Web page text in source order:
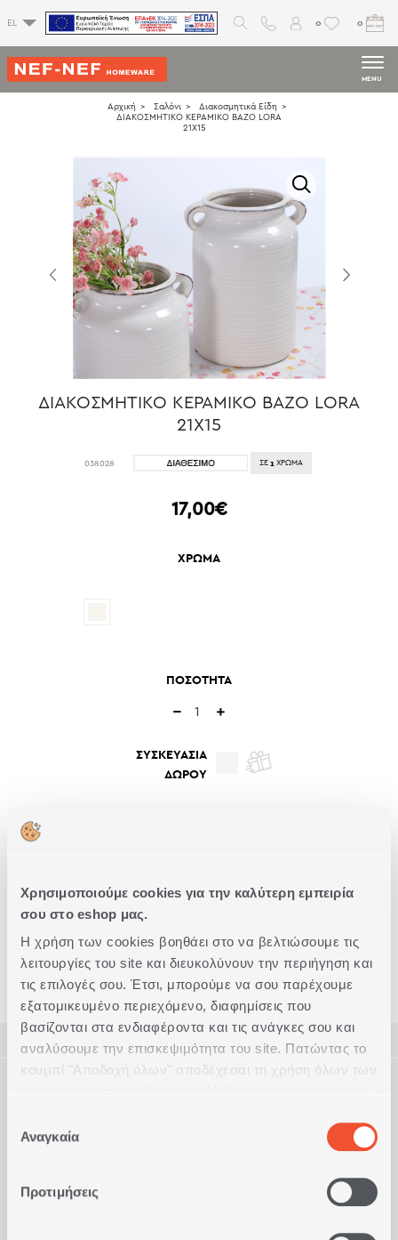
Χρησιμοποιούμε cookies για την καλύτερη εμπειρία
σου στο eshop μας.
Η χρήση των cookies βοηθάει στο να βελτιώσουμε τις
λειτουργίες του site και διευκολύνουν την περιήγηση και
τις επιλογές σου. Έτσι, μπορούμε να σου παρέχουμε
εξατομικευμένο περιεχόμενο, διαφημίσεις που
βασίζονται στα ενδιαφέροντα και τις ανάγκες σου και
αναλύσουμε την επισκεψιμότητα του site. Πατώντας το
κουμπί "Αποδοχή όλων" αποδέχεσαι τη χρήση όλων των
"Προσαρμογή".
συγκατάθεσης
Αναγκαία
Προτιμήσεις
EL 0 0
MENU
Αρχική Σαλόνι
Διακοσμητικά Είδη
ΔΙΑΚΟΣΜΗΤΙΚΟ ΚΕΡΑΜΙΚΟ BAZO LORA
21X15
ΔΙΑΚΟΣΜΗΤΙΚΟ ΚΕΡΑΜΙΚΟ BAZO LORA
21X15
038028 ΣΕ 1 ΧΡΩΜΑ
17,00€
ΧΡΩΜΑ
ΠΟΣΟΤΗΤΑ
ΣΥΣΚΕΥΑΣΙΑ
ΔΩΡΟΥ
Δωρεάν
Παραγγελίες
Διακοσμητικά Βάζα Deco Stories Διακοσμητικά Είδη
Ποιότητα